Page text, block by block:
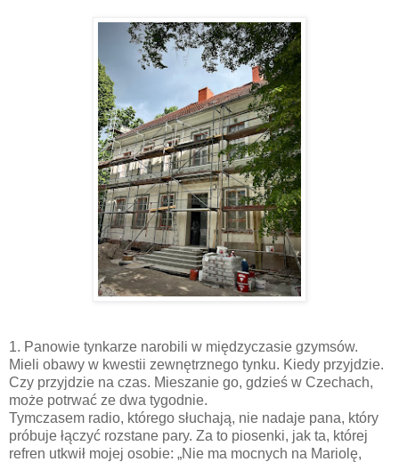
1. Panowie tynkarze narobili w międzyczasie gzymsów.
Mieli obawy w kwestii zewnętrznego tynku. Kiedy przyjdzie.
Czy przyjdzie na czas. Mieszanie go, gdzieś w Czechach,
może potrwać ze dwa tygodnie.
Tymczasem radio, którego słuchają, nie nadaje pana, który
próbuje łączyć rozstane pary. Za to piosenki, jak ta, której
refren utkwił mojej osobie: „Nie ma mocnych na Mariolę,